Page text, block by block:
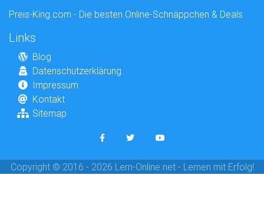
Preis-King.com - Die besten Online-Schnäppchen & Deals
Links
Blog
Datenschutzerklärung
Impressum
Kontakt
Sitemap
Copyright © 2016 - 2026 Lern-Online.net - Lernen mit Erfolg!